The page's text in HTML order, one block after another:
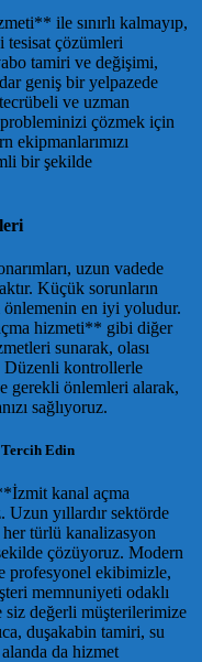
ile sınırlı kalmayıp,
tesisat çözümleri
tamiri ve değişimi,
geniş bir yelpazede
ve uzman
çözmek için
ekipmanlarımızı
bir şekilde
uzun vadede
Küçük sorunların
önlemenin en iyi yoludur.
hizmeti** gibi diğer
sunarak, olası
Düzenli kontrollerle
gerekli önlemleri alarak,
sağlıyoruz.
Edin
kanal açma
Uzun yıllardır sektörde
türlü kanalizasyon
çözüyoruz. Modern
profesyonel ekibimizle,
memnuniyeti odaklı
siz değerli müşterilerimize
duşakabin tamiri, su
da hizmet